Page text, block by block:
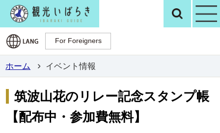
観光いばらき検
For Foreigners
For Foreigners
ホーム イベント情報
筑波山花のリレー記念スタンプ帳
【配布中・参加費無料】